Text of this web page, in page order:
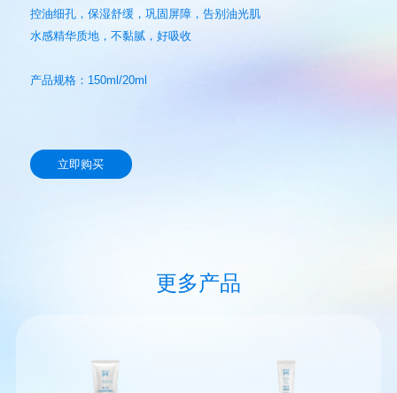
控油细孔，保湿舒缓，巩固屏障，告别油光肌
水感精华质地，不黏腻，好吸收
产品规格：150ml/20ml
立即购买
更多产品